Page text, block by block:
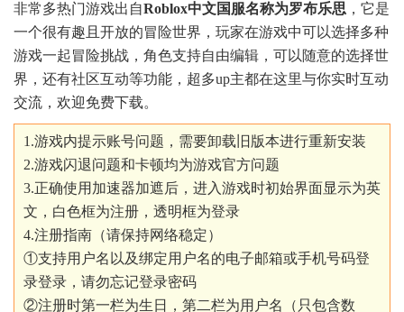
非常多热门游戏出自Roblox中文国服名称为罗布乐思 ，它是
一个很有趣且开放的冒险世界，玩家在游戏中可以选择多种
游戏一起冒险挑战，角色支持自由编辑，可以随意的选择世
界，还有社区互动等功能，超多up主都在这里与你实时互动
交流，欢迎免费下载。
1.游戏内提示账号问题，需要卸载旧版本进行重新安装
2.游戏闪退问题和卡顿均为游戏官方问题
3.正确使用加速器加遮后，进入游戏时初始界面显示为英
文，白色框为注册，透明框为登录
4.注册指南（请保持网络稳定）
①支持用户名以及绑定用户名的电子邮箱或手机号码登
录登录，请勿忘记登录密码
②注册时第一栏为生日，第二栏为用户名（只包含数